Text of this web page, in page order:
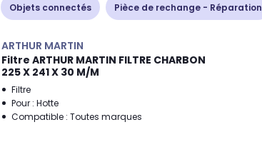
Objets connectés Pièce de rechange - Réparation
ARTHUR MARTIN
Filtre ARTHUR MARTIN FILTRE CHARBON
225 X 241 X 30 M/M
Filtre
Pour : Hotte
Compatible : Toutes marques